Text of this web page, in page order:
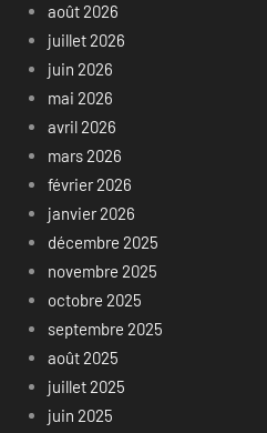
août 2026
juillet 2026
juin 2026
mai 2026
avril 2026
mars 2026
février 2026
janvier 2026
décembre 2025
novembre 2025
octobre 2025
septembre 2025
août 2025
juillet 2025
juin 2025